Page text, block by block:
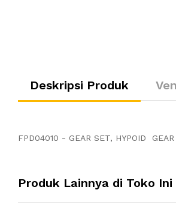
Deskripsi Produk
FPD04010 - GEAR SET, HYPOID GEAR
Produk Lainnya di Toko Ini